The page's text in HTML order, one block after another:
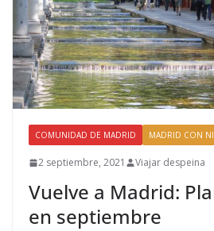
COMUNIDAD DE MADRID MADRID CON
2 septiembre, 2021 Viajar despeina
Vuelve a Madrid:
en septiembre